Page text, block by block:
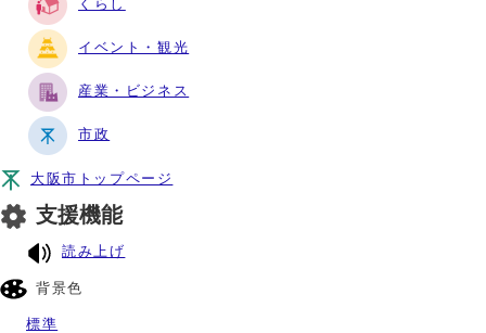
くらし
イベント・観光
産業・ビジネス
市政
大阪市トップページ
支援機能
読み上げ
背景色
標準